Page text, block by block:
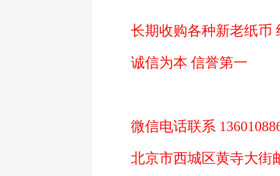
长期收购各种新老纸币
诚信为本 信誉第一
微信电话联系
北京市西城区黄寺大街